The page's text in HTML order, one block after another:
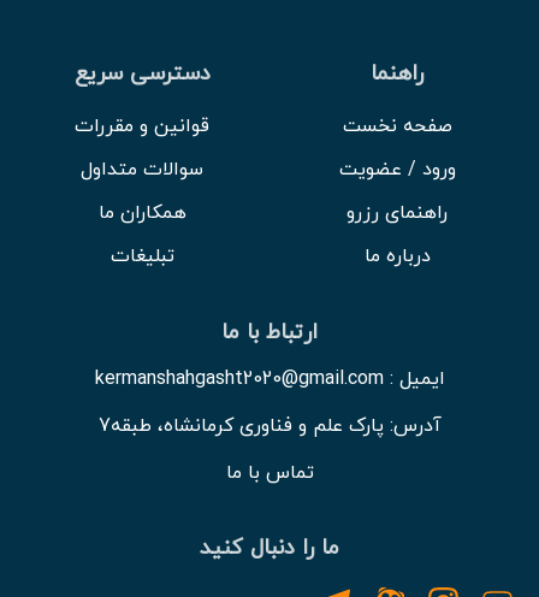
راهنما
صفحه نخست
ورود / عضویت
راهنمای رزرو
درباره ما
دسترسی سریع
قوانین و مقررات
سوالات متداول
همکاران ما
تبلیغات
ارتباط با ما
ایمیل : kermanshahgasht2020@gmail.com
آدرس: پارک علم و فناوری کرمانشاه، طبقه7
تماس با ما
ما را دنبال کنید